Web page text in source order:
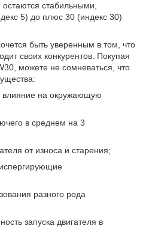
остаются стабильными,
5) до плюс 30 (индекс 30)
быть уверенным в том, что
своих конкурентов. Покупая
можете не сомневаться, что
на окружающую
в среднем на 3
от износа и старения;
разного рода
запуска двигателя в